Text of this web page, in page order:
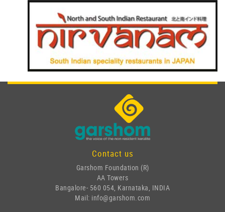
Contact us
Garshom Foundation (R)
AA Towers
Bangalore- 560 054, Karnataka, INDIA
Mail: info@garshom.com